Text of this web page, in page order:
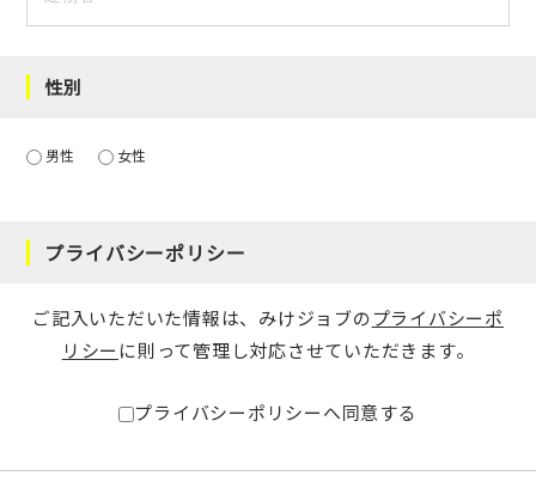
性別
男性 女性
プライバシーポリシー
ご記入いただいた情報は、みけジョブのプライバシーポ
リシー に則って管理し対応させていただきます。
プライバシーポリシーへ同意する